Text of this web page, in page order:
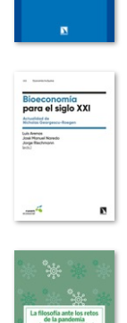
Boletín junio 2026
Boletín abril 2026
Boletín marzo 2026